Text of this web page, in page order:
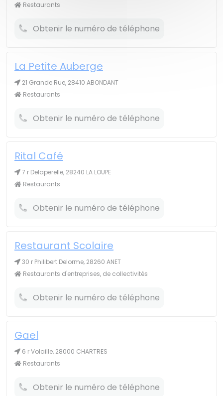
Restaurants
Obtenir le numéro de téléphone
La Petite Auberge
21 Grande Rue, 28410 ABONDANT
Restaurants
Obtenir le numéro de téléphone
Rital Café
7 r Delaperelle, 28240 LA LOUPE
Restaurants
Obtenir le numéro de téléphone
Restaurant Scolaire
30 r Philibert Delorme, 28260 ANET
Restaurants d'entreprises, de collectivités
Obtenir le numéro de téléphone
Gael
6 r Volaille, 28000 CHARTRES
Restaurants
Obtenir le numéro de téléphone